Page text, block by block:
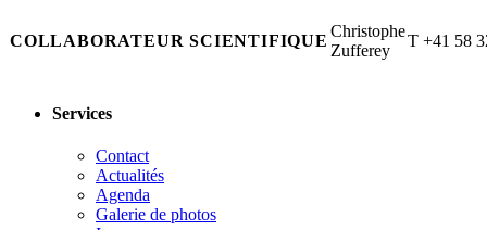
COLLABORATEURSCIENTIFIQUE
​Christophe
Zufferey
​T +41 58
Services
Contact
Actualités
Agenda
Galerie de photos